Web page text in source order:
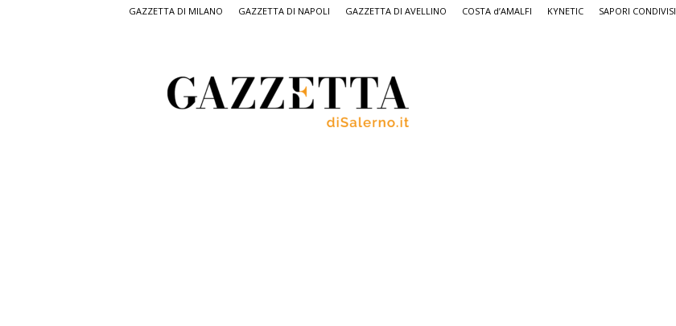
GAZZETTA DI MILANO GAZZETTA DI NAPOLI GAZZETTA DI AVELLINO COSTA d’AMALFI KYNETIC SAPORI CONDIVISI
Salerno,
il
quotidiano